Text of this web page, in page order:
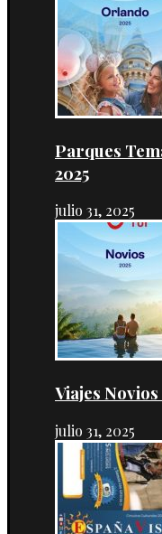
Parques
2025
julio 31, 2025
Viajes Novios
julio 31, 2025